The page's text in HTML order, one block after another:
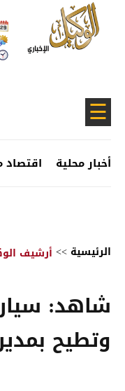
☰
أخبار محلية اقتصاد
الرئيسية >> أرشيف
شاهد:
وتطيح